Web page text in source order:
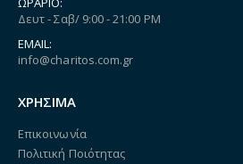
Δευτ - Σαβ/ 9:00 - 21:00 PM
EMAIL:
info@charitos.com.gr
ΧΡΗΣΙΜΑ
Επικοινωνία
Πολιτική Ποιότητας